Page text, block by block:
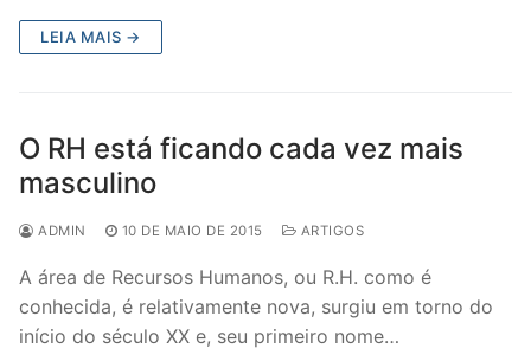
LEIA MAIS →
O RH está ficando cada vez mais
masculino
ADMIN 10 DE MAIO DE 2015 ARTIGOS
A área de Recursos Humanos, ou R.H. como é
conhecida, é relativamente nova, surgiu em torno do
início do século XX e, seu primeiro nome…